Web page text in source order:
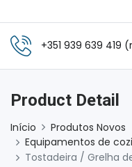
+351 939 639 419
Product Detail
Início
Produtos Novos
Equipamentos de
Tostadeira / Grelha